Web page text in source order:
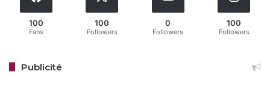
100
Fans
100
Followers
0
Followers
100
Followers
Publicité